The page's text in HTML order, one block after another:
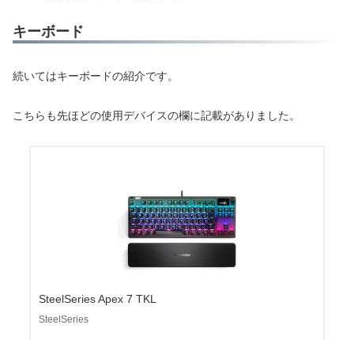
キーボード
続いてはキーボードの紹介です。
こちらも先ほどの使用デバイスの欄に記載がありました。
SteelSeries Apex 7 TKL
SteelSeries